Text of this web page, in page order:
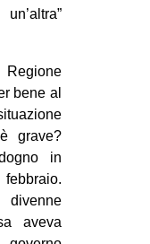
Regione
bene al
grave?
in
febbraio.
aveva